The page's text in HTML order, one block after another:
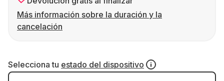
Más información sobre la duración y la
cancelación
Selecciona tu estado del dispositivo